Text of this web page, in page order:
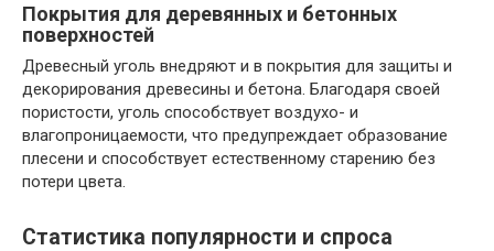
Покрытия для деревянных и бетонных
поверхностей
Древесный уголь внедряют и в покрытия для защиты и
декорирования древесины и бетона. Благодаря своей
пористости, уголь способствует воздухо- и
влагопроницаемости, что предупреждает образование
плесени и способствует естественному старению без
потери цвета.
Статистика популярности и спроса